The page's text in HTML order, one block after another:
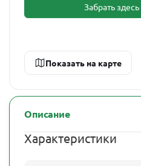
Забрать здесь
Показать на карте
Описание
Характеристики